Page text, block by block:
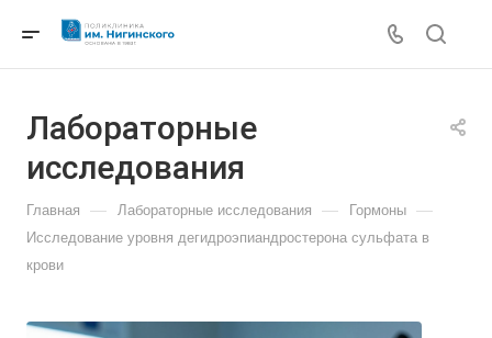
Лабораторные
исследования
Главная — Лабораторные исследования — Гормоны —
Исследование уровня дегидроэпиандростерона сульфата в
крови